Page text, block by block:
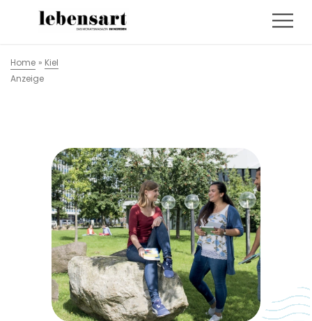
Home » Kiel
Anzeige